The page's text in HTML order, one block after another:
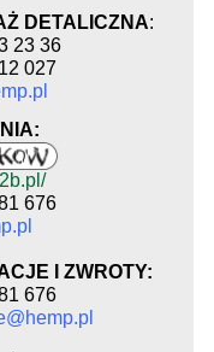
DETALICZNA:
23 36
027
676
I ZWROTY:
676